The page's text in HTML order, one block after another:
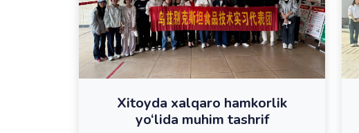
Xitoyda xalqaro hamkorlik
yo‘lida muhim tashrif